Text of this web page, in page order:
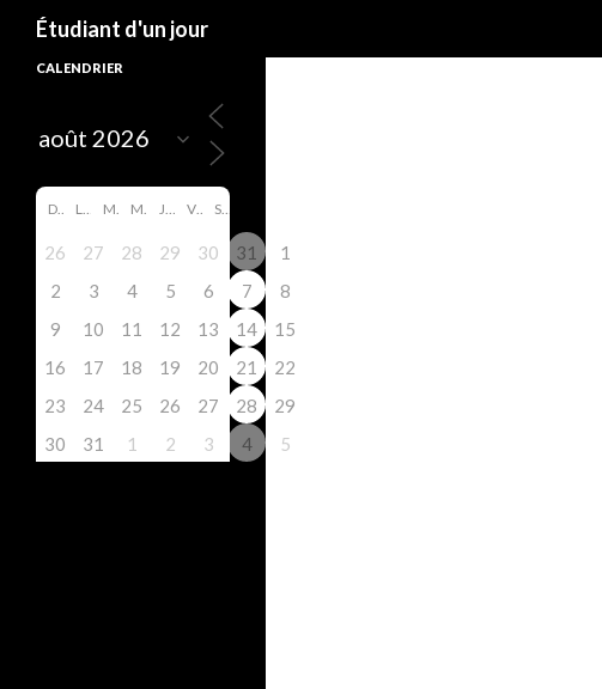
Étudiant d'un jour
Search
CALENDRIER
D L M M J V S
26 27 28 29 30 31
1
2
3 4 5 6 7
8
9
10 11 12 13 14
15
16
17 18 19 20 21
22
23
24 25 26 27 28
29
30
31 1 2 3 4 5